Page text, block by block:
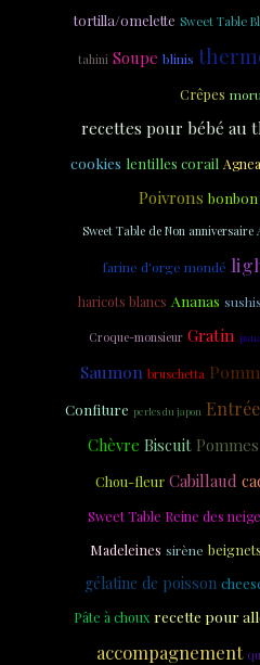
tortilla/omelette Sweet Table
tahini Soupe blinis
Crêpes
recettes pour bébé au
cookies lentilles corail
Poivrons bonbon
Sweet Table de Non anniversaire
farine d'orge mondé
haricots blancs Ananas
Croque-monsieur Gratin
Saumon bruschetta
Confiture perles du japon Entrée
Chèvre Biscuit Pommes
Chou-fleur Cabillaud
Sweet Table Reine des
Madeleines sirène beignets
gélatine de poisson
Pâte à choux recette pour
accompagnement